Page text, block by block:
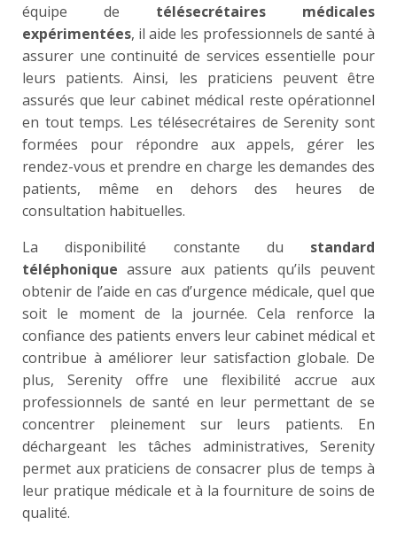
équipe de télésecrétaires médicales
expérimentées, il aide les professionnels de santé à
assurer une continuité de services essentielle pour
leurs patients. Ainsi, les praticiens peuvent être
assurés que leur cabinet médical reste opérationnel
en tout temps. Les télésecrétaires de Serenity sont
formées pour répondre aux appels, gérer les
rendez-vous et prendre en charge les demandes des
patients, même en dehors des heures de
consultation habituelles.
La disponibilité constante du standard
téléphonique assure aux patients qu’ils peuvent
obtenir de l’aide en cas d’urgence médicale, quel que
soit le moment de la journée. Cela renforce la
confiance des patients envers leur cabinet médical et
contribue à améliorer leur satisfaction globale. De
plus, Serenity offre une flexibilité accrue aux
professionnels de santé en leur permettant de se
concentrer pleinement sur leurs patients. En
déchargeant les tâches administratives, Serenity
permet aux praticiens de consacrer plus de temps à
leur pratique médicale et à la fourniture de soins de
qualité.